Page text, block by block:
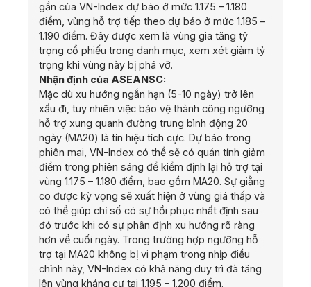
gần của VN-Index dự báo ở mức 1.175 – 1.180
điểm, vùng hỗ trợ tiếp theo dự báo ở mức 1.185 –
1.190 điểm. Đây được xem là vùng gia tăng tỷ
trọng cổ phiếu trong danh mục, xem xét giảm tỷ
trọng khi vùng này bị phá vỡ.
Nhận định của ASEANSC:
Mặc dù xu hướng ngắn hạn (5-10 ngày) trở lên
xấu đi, tuy nhiên việc bảo vệ thành công ngưỡng
hỗ trợ xung quanh đường trung bình động 20
ngày (MA20) là tín hiệu tích cực. Dự báo trong
phiên mai, VN-Index có thể sẽ có quán tính giảm
điểm trong phiên sáng để kiểm định lại hỗ trợ tại
vùng 1.175 – 1.180 điểm, bao gồm MA20. Sự giằng
co được kỳ vọng sẽ xuất hiện ở vùng giá thấp và
có thể giúp chỉ số có sự hồi phục nhất định sau
đó trước khi có sự phân định xu hướng rõ ràng
hơn về cuối ngày. Trong trường hợp ngưỡng hỗ
trợ tại MA20 không bị vi phạm trong nhịp điều
chỉnh này, VN-Index có khả năng duy trì đà tăng
lên vùng kháng cự tại 1.195 – 1.200 điểm.